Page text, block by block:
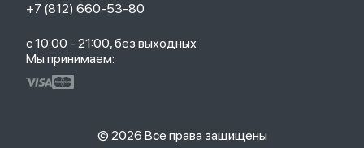
+7 (812) 660-53-80
с 10:00 - 21:00, без выходных
Мы принимаем:
© 2026 Все права защищены